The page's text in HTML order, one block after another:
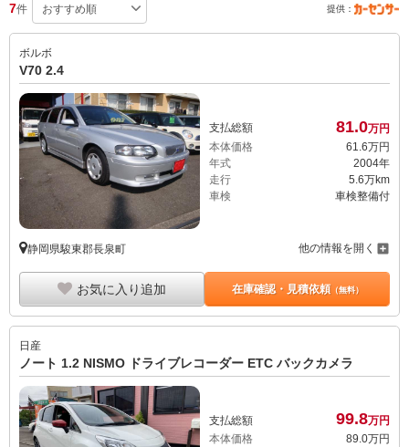
7件 提供：
ボルボ
V70 2.4
支払総額 81.0万円
本体価格
61. 6万円
年式
2004年
走行
5.6万km
車検
車検整備付
静岡県駿東郡長泉町 他の情報を開く
お気に入り追加 在庫確認・見積依頼（無料）
日産
ノート 1.2 NISMO ドライブレコーダー ETC バックカメラ
支払総額 99.8万円
本体価格
89.0万円